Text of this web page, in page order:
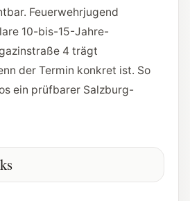
Feuerwehrjugend
10-bis-15-Jahre-
4 trägt
der Termin konkret ist. So
ein prüfbarer Salzburg-